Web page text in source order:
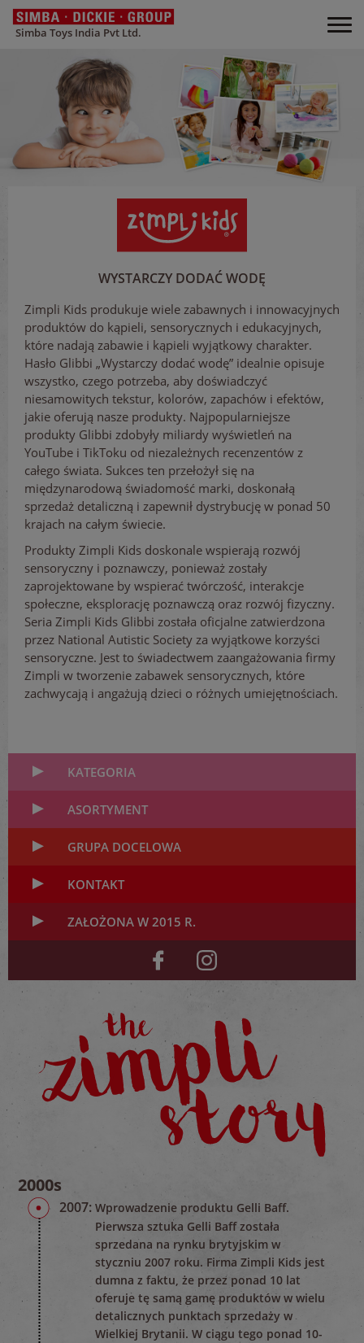
Simba Toys India Pvt Ltd.
WYSTARCZY DODAĆ WODĘ
Zimpli Kids produkuje wiele zabawnych i innowacyjnych
produktów do kąpieli, sensorycznych i edukacyjnych,
które nadają zabawie i kąpieli wyjątkowy charakter.
Hasło Glibbi „Wystarczy dodać wodę” idealnie opisuje
wszystko, czego potrzeba, aby doświadczyć
niesamowitych tekstur, kolorów, zapachów i efektów,
jakie oferują nasze produkty. Najpopularniejsze
produkty Glibbi zdobyły miliardy wyświetleń na
YouTube i TikToku od niezależnych recenzentów z
całego świata. Sukces ten przełożył się na
międzynarodową świadomość marki, doskonałą
sprzedaż detaliczną i zapewnił dystrybucję w ponad 50
krajach na całym świecie.
Produkty Zimpli Kids doskonale wspierają rozwój
sensoryczny i poznawczy, ponieważ zostały
zaprojektowane by wspierać twórczość, interakcje
społeczne, eksplorację poznawczą oraz rozwój fizyczny.
Seria Zimpli Kids Glibbi została oficjalne zatwierdzona
przez National Autistic Society za wyjątkowe korzyści
sensoryczne. Jest to świadectwem zaangażowania firmy
Zimpli w tworzenie zabawek sensorycznych, które
zachwycają i angażują dzieci o różnych umiejętnościach.
KATEGORIA
ASORTYMENT
GRUPA DOCELOWA
KONTAKT
ZAŁOŻONA W 2015 R.
2000s
2007: Wprowadzenie produktu Gelli Baff.
Pierwsza sztuka Gelli Baff została
sprzedana na rynku brytyjskim w
styczniu 2007 roku. Firma Zimpli Kids jest
dumna z faktu, że przez ponad 10 lat
oferuje tę samą gamę produktów w wielu
detalicznych punktach sprzedaży w
Wielkiej Brytanii. W ciągu tego ponad 10-